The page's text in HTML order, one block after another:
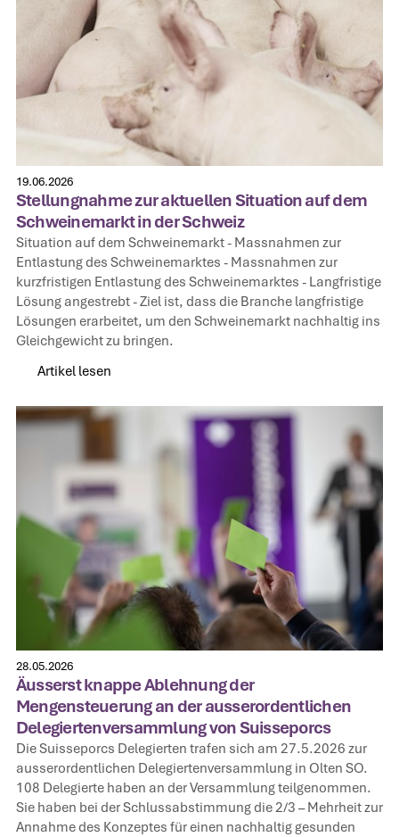
19.06.2026
Stellungnahme zur aktuellen Situation auf dem
Schweinemarkt in der Schweiz
Situation auf dem Schweinemarkt‍ - Massnahmen zur
Entlastung des Schweinemarktes‍ - Massnahmen zur
kurzfristigen Entlastung des Schweinemarktes‍ - Langfristige
Lösung angestrebt‍ - Ziel ist, dass die Branche langfristige
Lösungen erarbeitet, um den Schweinemarkt nachhaltig ins
Gleichgewicht zu bringen.
Artikel lesen
28.05.2026
Äusserst knappe Ablehnung der
Mengensteuerung an der ausserordentlichen
Delegiertenversammlung von Suisseporcs
Die Suisseporcs Delegierten trafen sich am 27.5.2026 zur
ausserordentlichen Delegiertenversammlung in Olten SO.
108 Delegierte haben an der Versammlung teilgenommen.
Sie haben bei der Schlussabstimmung die 2/3 – Mehrheit zur
Annahme des Konzeptes für einen nachhaltig gesunden